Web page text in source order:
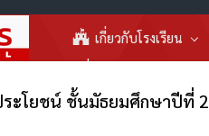
เกี่ยวกับโรงเรียน
โยชน์ ชั้นมัธยมศึกษาปีที่ 2